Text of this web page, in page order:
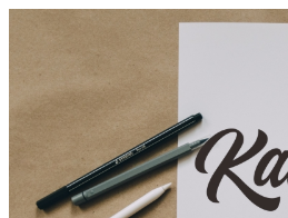
PENGUMUMAN
GELOMBANG 1 SMKI
PPDB tahun ajaran 2025/2026
PENGUMUMAN HASIL
GELOMBANG 3 SMK ISLAM